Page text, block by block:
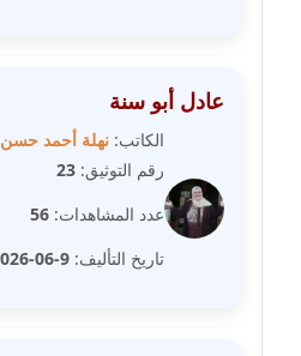
مدونة غادة سيد
مدونة غازي جابر
عاملة
عادل أبو سنة
الكاتب: نهلة أحمد حسن
رقم التوثيق: 23
عدد المشاهدات: 56
تاريخ التأليف: 9-06-2026